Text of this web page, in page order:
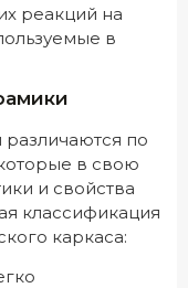
реакций на
в
по
в свою
и свойства
классификация
каркаса: